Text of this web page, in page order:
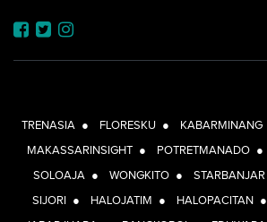
TRENASIA ● FLORESKU ● KABARMINANG
MAKASSARINSIGHT ● POTRETMANADO ●
SOLOAJA ● WONGKITO ● STARBANJAR
SIJORI ● HALOJATIM ● HALOPACITAN ●